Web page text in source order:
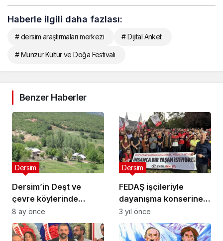
Haberle ilgili daha fazlası:
# dersim araştırmaları merkezi # Dijital Anket
# Munzur Kültür ve Doğa Festivali
Benzer Haberler
Dersim’in Deşt ve
çevre köylerinde
altyapı krizi: Milletvekili
Ayten Kordu, Bakan
Murat Kurum’a sordu
Dersim
8 ay önce
FEDAŞ işçileriyle
dayanışma konserine
valilik engeli
Dersim
3 yıl önce